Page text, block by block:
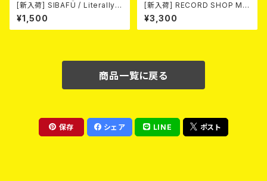
[新入荷] SIBAFÜ / Literally
(7"EP)
¥1,500
[新入荷] RECORD SHOP MIS
ERY / 33th anniversary T-s
hirts (yellow ②)
¥3,300
商品一覧に戻る
保存 シェア LINE ポスト